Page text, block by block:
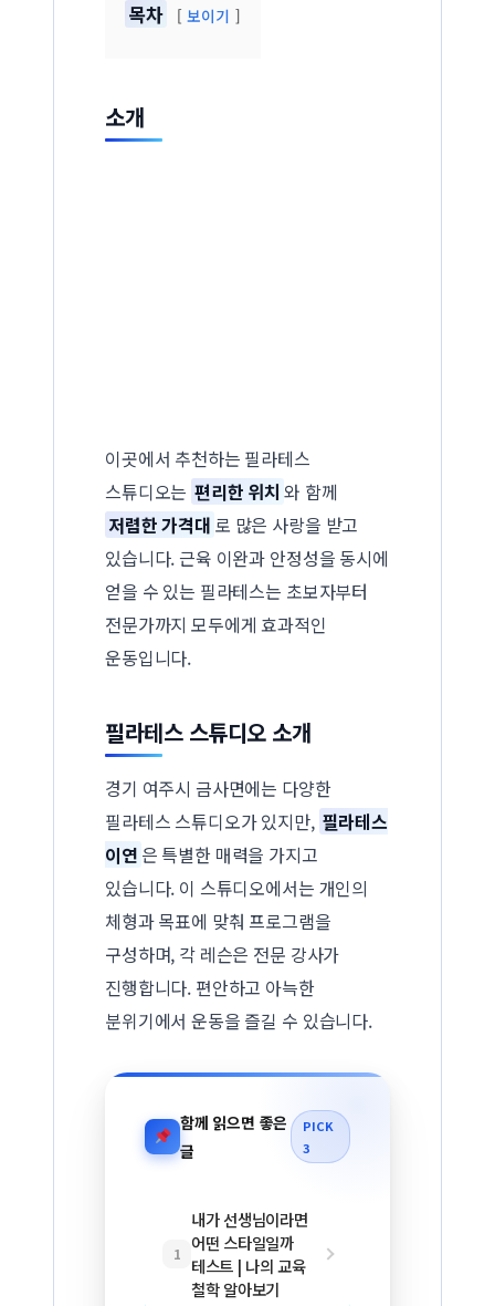
목차 보이기
소개
이곳에서 추천하는 필라테스
스튜디오는 편리한 위치 와 함께
저렴한 가격대 로 많은 사랑을 받고
있습니다. 근육 이완과 안정성을 동시에
얻을 수 있는 필라테스는 초보자부터
전문가까지 모두에게 효과적인
운동입니다.
필라테스 스튜디오 소개
경기 여주시 금사면에는 다양한
필라테스 스튜디오가 있지만, 필라테스
이연 은 특별한 매력을 가지고
있습니다. 이 스튜디오에서는 개인의
체형과 목표에 맞춰 프로그램을
구성하며, 각 레슨은 전문 강사가
진행합니다. 편안하고 아늑한
분위기에서 운동을 즐길 수 있습니다.
함께 읽으면 좋은
글
PICK
3
1
내가 선생님이라면
어떤 스타일일까
테스트 | 나의 교육
철학 알아보기